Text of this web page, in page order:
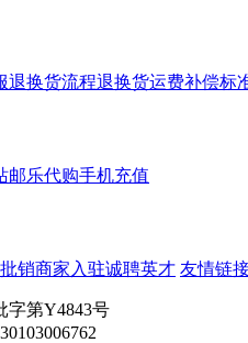
退换货流程退换货运费补偿标
邮乐代购手机充值
批销商家入驻诚聘英才 友情链
字第Y4843号